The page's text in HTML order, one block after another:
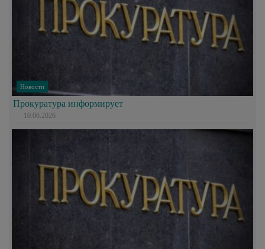
Новости
Прокуратура информирует
10.06.2026